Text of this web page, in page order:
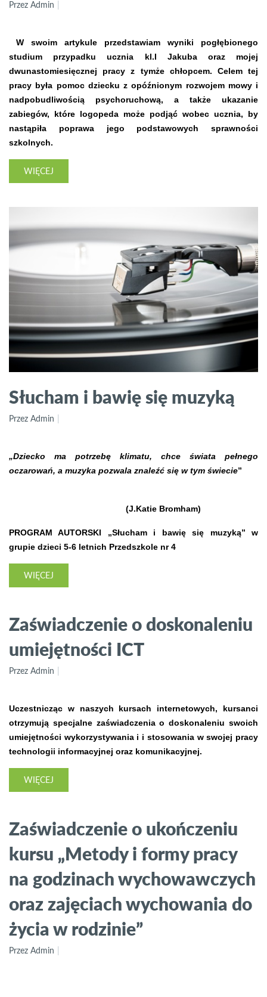
Przez Admin
W swoim artykule przedstawiam wyniki pogłębionego
studium przypadku ucznia kl.I Jakuba oraz mojej
dwunastomiesięcznej pracy z tymże chłopcem. Celem tej
pracy była pomoc dziecku z opóźnionym rozwojem mowy i
nadpobudliwością psychoruchową, a także ukazanie
zabiegów, które logopeda może podjąć wobec ucznia, by
nastąpiła poprawa jego podstawowych sprawności
szkolnych.
WIĘCEJ
Słucham i bawię się muzyką
Przez Admin
„Dziecko ma potrzebę klimatu, chce świata pełnego
oczarowań, a muzyka pozwala znaleźć się w tym świecie”
(J.Katie Bromham)
PROGRAM AUTORSKI „Słucham i bawię się muzyką” w
grupie dzieci 5-6 letnich Przedszkole nr 4
WIĘCEJ
Zaświadczenie o doskonaleniu
umiejętności ICT
Przez Admin
Uczestnicząc w naszych kursach internetowych, kursanci
otrzymują specjalne zaświadczenia o doskonaleniu swoich
umiejętności wykorzystywania i i stosowania w swojej pracy
technologii informacyjnej oraz komunikacyjnej.
WIĘCEJ
Zaświadczenie o ukończeniu
kursu „Metody i formy pracy
na godzinach wychowawczych
oraz zajęciach wychowania do
życia w rodzinie”
Przez Admin